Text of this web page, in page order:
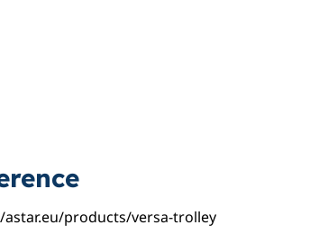
products/versa-trolley